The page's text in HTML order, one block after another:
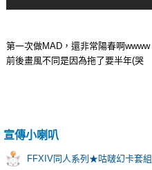
第一次做MAD，還非常陽春啊wwww
前後畫風不同是因為拖了要半年(哭
宣傳小喇叭
FFXIV同人系列★咕啵幻卡套組